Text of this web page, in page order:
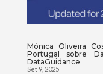
Mónica Oliveira
Portugal sobre
DataGuidance
Set 9, 2025